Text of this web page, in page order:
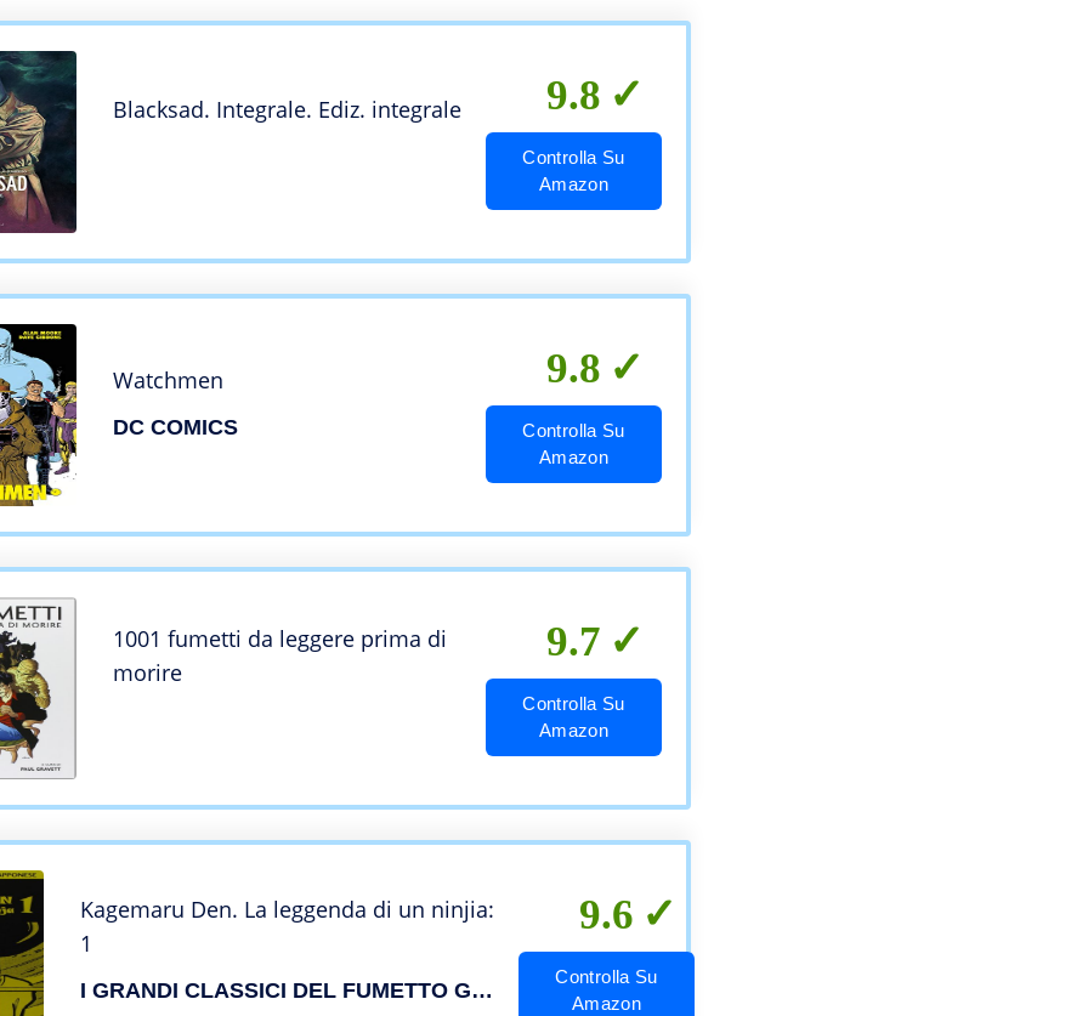
Blacksad. Integrale. Ediz. integrale 9.8
Controlla Su
Amazon
Watchmen
DC COMICS
9.8
Controlla Su
Amazon
1001 fumetti da leggere prima di
morire
9.7
Controlla Su
Amazon
Kagemaru Den. La leggenda di un ninjia:
1
I GRANDI CLASSICI DEL FUMETTO GIAPPONESE
9.6
Controlla Su
Amazon